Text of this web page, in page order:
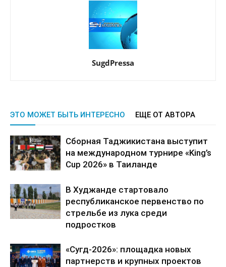
SugdPressa
ЭТО МОЖЕТ БЫТЬ ИНТЕРЕСНО ЕЩЕ ОТ АВТОРА
Сборная Таджикистана выступит
на международном турнире «King’s
Cup 2026» в Таиланде
В Худжанде стартовало
республиканское первенство по
стрельбе из лука среди
подростков
«Сугд-2026»: площадка новых
партнерств и крупных проектов